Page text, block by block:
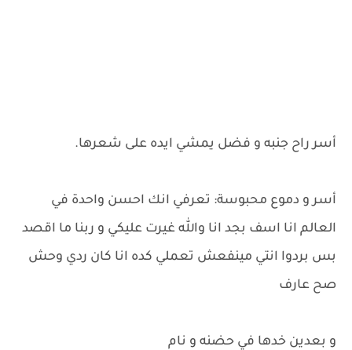
أسر راح جنبه و فضل يمشي ايده على شعرها.
أسر و دموع محبوسة: تعرفي انك احسن واحدة في
العالم انا اسف بجد انا والله غيرت عليكي و ربنا ما اقصد
بس بردوا انتي مينفعش تعملي كده انا كان ردي وحش
صح عارف
و بعدين خدها في حضنه و نام